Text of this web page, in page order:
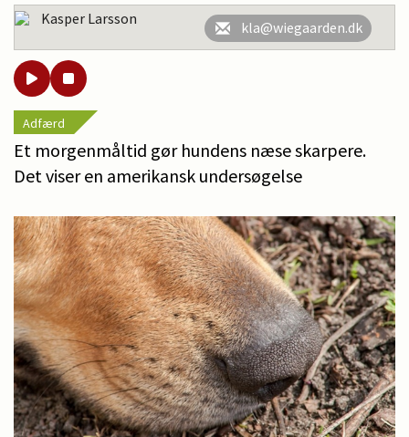
Kasper Larsson
kla@wiegaarden.dk
Adfærd
Et morgenmåltid gør hundens næse skarpere.
Det viser en amerikansk undersøgelse